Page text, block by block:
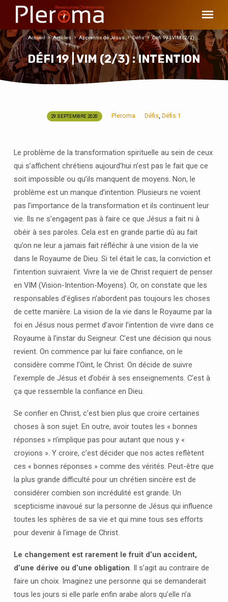
DÉFI 19 | VIM (2/3) : INTENTION
Accueil Articles Apprentis de Jésus Défis Défi 19 | VIM (2/3) :…
|
VIM
(2/3)
:
INTENTION
29 SEPTEMBRE 2020 Pleroma Défis, Défis 1
Le problème de la transformation spirituelle au sein de ceux
qui s’affichent chrétiens aujourd’hui n’est pas le fait que ce
soit impossible ou qu’ils manquent de moyens. Non, le
problème est un manque d’intention. Plusieurs ne voient
pas l’importance de la transformation et ils continuent leur
vie. Ils ne s’engagent pas à faire ce que Jésus a fait ni à
obéir à ses paroles. Cela est en grande partie dû au fait
qu’on ne leur a jamais fait réfléchir à une vision de la vie
dans le Royaume de Dieu. Si tel était le cas, la conviction et
l’intention suivraient. Vivre la vie de Christ requiert de penser
en VIM (Vision-Intention-Moyens). Or, on constate que les
responsables d’églises n’abordent pas toujours les choses
de cette manière. La vision de la vie dans le Royaume par la
foi en Jésus nous permet d’avoir l’intention de vivre dans ce
Royaume à l’instar du Seigneur. C’est une décision qui nous
revient. On commence par lui faire confiance, on le
considère comme l’Oint, le Christ. On décide de suivre
l’exemple de Jésus et d’obéir à ses enseignements. C’est à
ça que ressemble la confiance en Dieu.
Se confier en Christ, c’est bien plus que croire certaines
choses à son sujet. En outre, avoir toutes les « bonnes
réponses » n’implique pas pour autant que nous y «
croyions ». Y croire, c’est décider que nos actes reflètent
ces « bonnes réponses » comme des vérités. Peut-être que
la plus grande difficulté pour un chrétien sincère est de
considérer combien son incrédulité est grande. Un
scepticisme inavoué sur la personne de Jésus qui influence
toutes les sphères de sa vie et qui mine tous ses efforts
pour devenir à l’image de Christ.
Le changement est rarement le fruit d’un accident,
d’une dérive ou d’une obligation. Il s’agit au contraire de
faire un choix. Imaginez une personne qui se demanderait
tous les jours si elle parle enfin arabe alors qu’elle n’a